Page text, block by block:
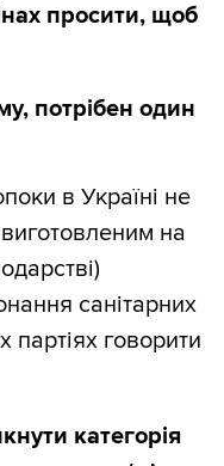
просити, щоб
потрібен один
в Україні не
на
санітарних
партіях говорити
категорія